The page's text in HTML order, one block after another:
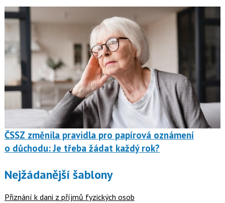
ČSSZ změnila pravidla pro papírová oznámení
o důchodu: Je třeba žádat každý rok?
Nejžádanější šablony
Přiznání k dani z příjmů fyzických osob